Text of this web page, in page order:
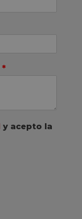
*
y acepto la